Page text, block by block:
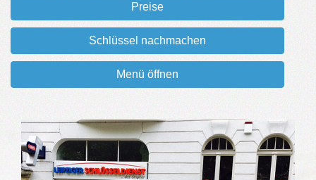
Preise
Schlüssel nachmachen
Menü öffnen